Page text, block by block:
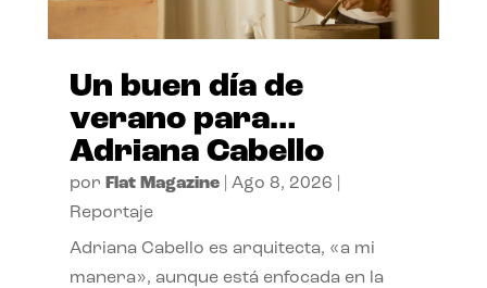
Un buen día de
verano para…
Adriana Cabello
por Flat Magazine| Ago 8, 2026
Reportaje
Adriana Cabello es arquitecta, «a mi
manera», aunque está enfocada en la